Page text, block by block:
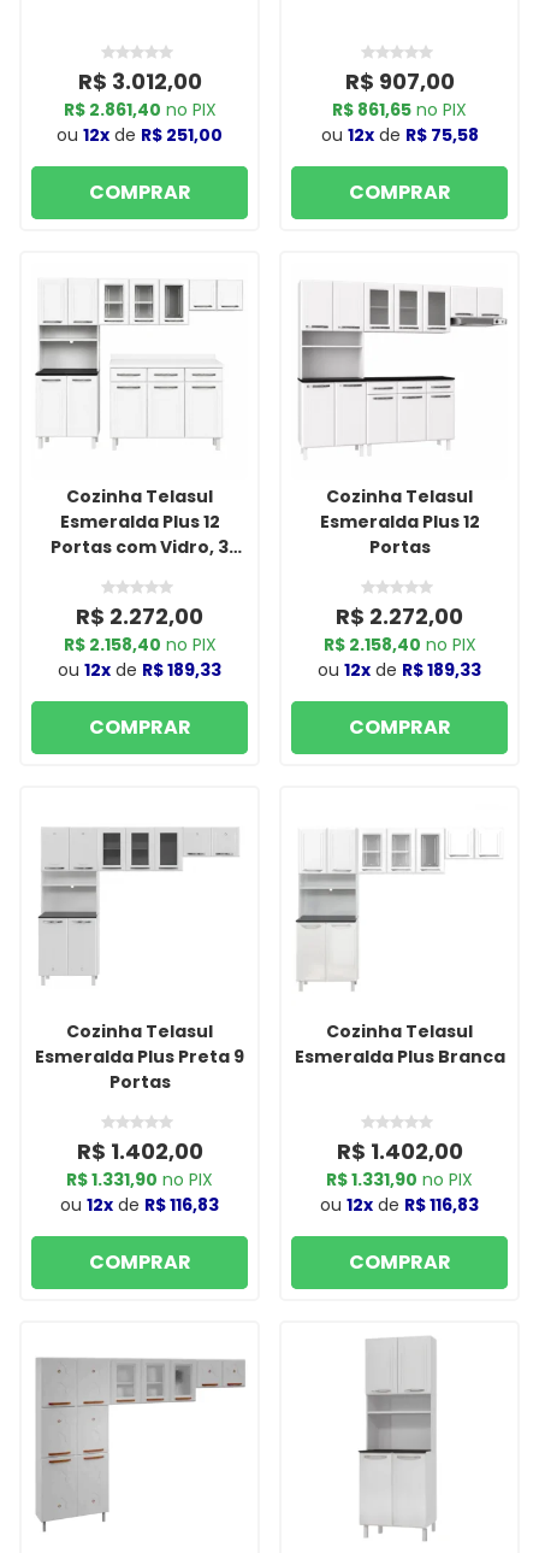
R$ 3.012,00
R$ 2.861,40 no PIX
ou 12x de R$ 251,00
COMPRAR
R$ 907,00
R$ 861,65 no PIX
ou 12xde R$ 75,58
COMPRAR
Cozinha Telasul
Esmeralda Plus 12
Portas com Vidro, 3
Branco
R$ 2.272,00
R$ 2.158,40 no PIX
ou 12x de R$ 189,33
COMPRAR
Cozinha Telasul
Esmeralda Plus 12
Portas
R$ 2.272,00
R$ 2.158,40 no PIX
ou 12x de R$ 189,33
COMPRAR
Cozinha Telasul
Esmeralda Plus Preta 9
Portas
R$ 1.402,00
R$ 1.331,90 no PIX
ou 12x de R$ 116,83
COMPRAR
Cozinha Telasul
Esmeralda Plus Branca
R$ 1.402,00
R$ 1.331,90 no PIX
ou 12x de R$ 116,83
COMPRAR